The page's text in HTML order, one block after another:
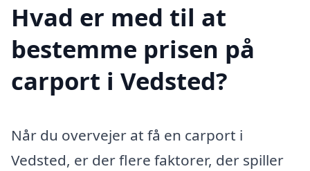
Hvad er med til at
bestemme prisen på
carport i Vedsted?
Når du overvejer at få en carport i
Vedsted, er der flere faktorer, der spiller